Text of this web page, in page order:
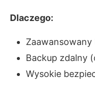
Dlaczego:
Zaawansowany
Backup zdalny
Wysokie